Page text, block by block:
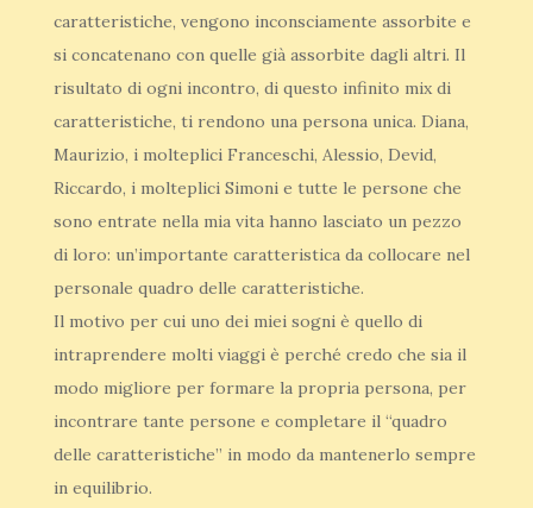
caratteristiche, vengono inconsciamente assorbite e
si concatenano con quelle già assorbite dagli altri. Il
risultato di ogni incontro, di questo infinito mix di
caratteristiche, ti rendono una persona unica. Diana,
Maurizio, i molteplici Franceschi, Alessio, Devid,
Riccardo, i molteplici Simoni e tutte le persone che
sono entrate nella mia vita hanno lasciato un pezzo
di loro: un’importante caratteristica da collocare nel
personale quadro delle caratteristiche.
Il motivo per cui uno dei miei sogni è quello di
intraprendere molti viaggi è perché credo che sia il
modo migliore per formare la propria persona, per
incontrare tante persone e completare il “quadro
delle caratteristiche” in modo da mantenerlo sempre
in equilibrio.